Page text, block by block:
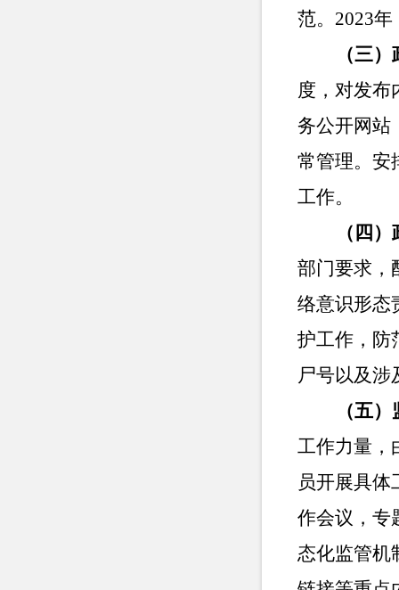
范。 2023年
（三）
度，对发
务公开网站
常管理。安
工作。
（ 四 ）
部门要求，
络意识形态
护工作，防
尸号以及涉
（五）
工作力量，
员开展具体
作会议，专
态化监管机